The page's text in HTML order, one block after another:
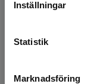
Inställningar
Statistik
Marknadsföring